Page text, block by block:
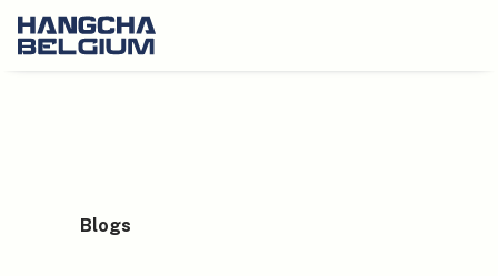
Blogs